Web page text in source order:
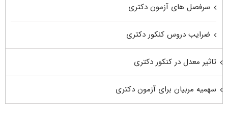
سرفصل های آزمون دکتری
ضرایب دروس کنکور دکتری
تاثیر معدل در کنکور دکتری
سهمیه مربیان برای آزمون دکتری